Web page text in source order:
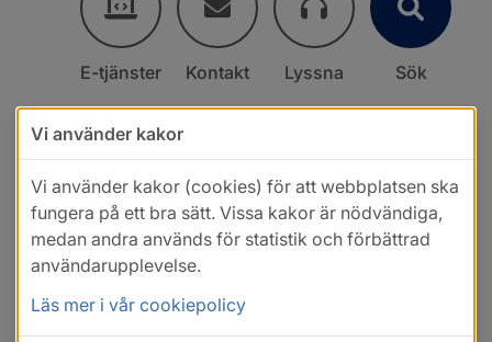
E-tjänster Kontakt Lyssna Sök
Vi använder kakor
Vi använder kakor (cookies) för att webbplatsen ska
fungera på ett bra sätt. Vissa kakor är nödvändiga,
medan andra används för statistik och förbättrad
användarupplevelse.
Läs mer i vår cookiepolicy